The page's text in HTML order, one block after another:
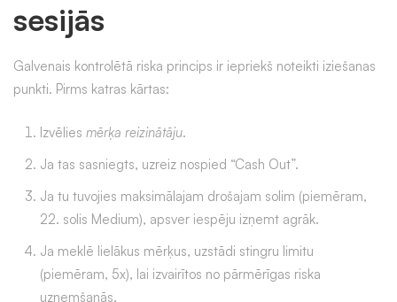
sesijās
Galvenais kontrolētā riska princips ir iepriekš noteikti iziešanas
punkti. Pirms katras kārtas:
Izvēlies mērķa reizinātāju.
Ja tas sasniegts, uzreiz nospied “Cash Out”.
Ja tu tuvojies maksimālajam drošajam solim (piemēram,
22. solis Medium), apsver iespēju izņemt agrāk.
Ja meklē lielākus mērķus, uzstādi stingru limitu
(piemēram, 5x), lai izvairītos no pārmērīgas riska
uzņemšanās.